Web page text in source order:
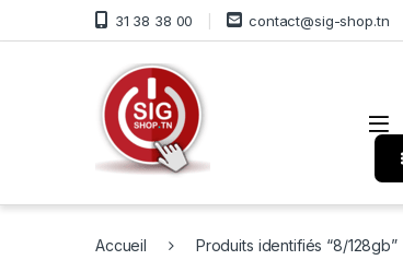
Skip to navigation
Skip to content 31 38 38 00 contact@sig-shop.tn
Open
Accueil Produits identifiés “8/128gb”